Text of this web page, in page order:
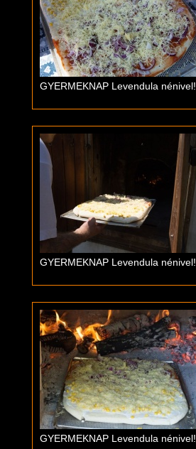
GYERMEKNAP Levendula nénivel!
GYERMEKNAP Levendula nénivel!
GYERMEKNAP Levendula nénivel!